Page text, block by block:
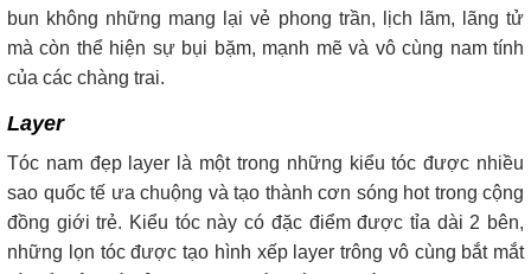
bun không những mang lại vẻ phong trần, lịch lãm, lãng tử
mà còn thể hiện sự bụi bặm, mạnh mẽ và vô cùng nam tính
của các chàng trai.
Layer
Tóc nam đẹp layer là một trong những kiểu tóc được nhiều
sao quốc tế ưa chuộng và tạo thành cơn sóng hot trong cộng
đồng giới trẻ. Kiểu tóc này có đặc điểm được tỉa dài 2 bên,
những lọn tóc được tạo hình xếp layer trông vô cùng bắt mắt